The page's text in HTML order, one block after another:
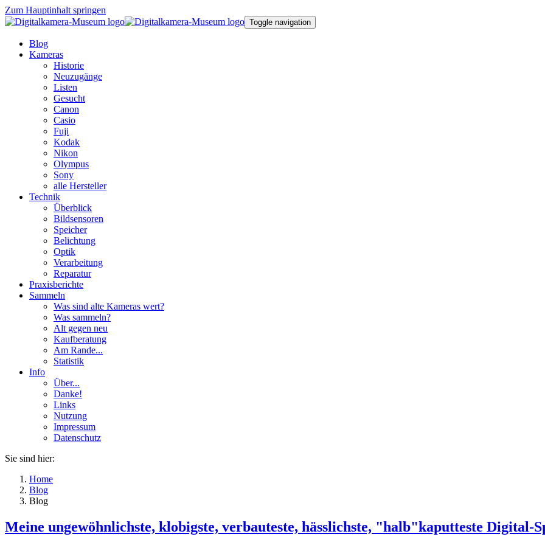
Zum Hauptinhalt springen
Toggle navigation
Blog
Kameras
Historie
Neuzugänge
Listen
Gesucht
Canon
Casio
Fuji
Kodak
Nikon
Olympus
Sony
alle Hersteller
Technik
Überblick
Bildsensoren
Speicher
Belichtung
Optik
Verarbeitung
Reparatur
Praxisberichte
Sammeln
Was sind alte Kameras wert?
Was sammeln?
Alt gegen neu
Kaufberatung
Am Rande...
Statistik
Info
Über...
Danke!
Links
Nutzung
Impressum
Datenschutz
Sie sind hier:
Home
Blog
Blog
Meine ungewöhnlichste, klobigste, verbauteste, hässlichste, "halb"kaputteste Digital-